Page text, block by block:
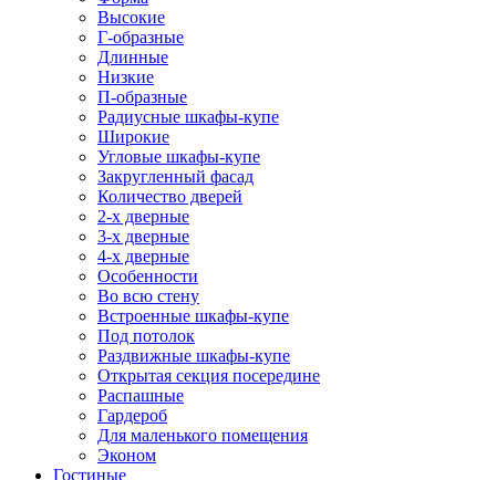
Высокие
Г-образные
Длинные
Низкие
П-образные
Радиусные шкафы-купе
Широкие
Угловые шкафы-купе
Закругленный фасад
Количество дверей
2-х дверные
3-х дверные
4-х дверные
Особенности
Во всю стену
Встроенные шкафы-купе
Под потолок
Раздвижные шкафы-купе
Открытая секция посередине
Распашные
Гардероб
Для маленького помещения
Эконом
Гостиные